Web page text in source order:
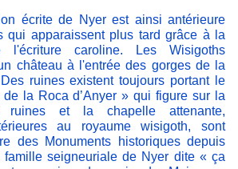
écrite de Nyer est ainsi antérieure
qui apparaissent plus tard grâce à la
l'écriture caroline. Les Wisigoths
château à l'entrée des gorges de la
ruines existent toujours portant le
la Roca d’Anyer » qui figure sur la
et la chapelle attenante,
au royaume wisigoth, sont
des Monuments historiques depuis
famille seigneuriale de Nyer dite « ça